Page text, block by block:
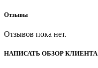
Отзывы
Отзывов пока нет.
НАПИСАТЬ ОБЗОР КЛИЕНТА